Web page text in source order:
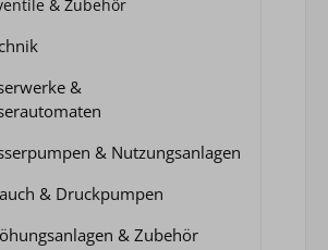
& Zubehör
&
& Nutzungsanlagen
& Druckpumpen
& Zubehör